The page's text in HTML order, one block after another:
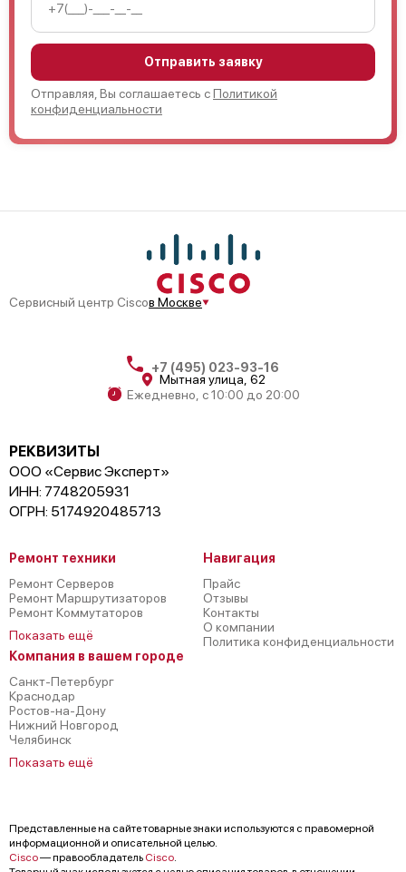
Отправить заявку
Отправляя, Вы соглашаетесь сПолитикой
конфиденциальности
Сервисный центр Ciscoв Москве
+7 (495) 023-93-16
Мытная улица, 62
Ежедневно, с 10:00 до 20:00
РЕКВИЗИТЫ
ООО «Сервис Эксперт»
ИНН: 7748205931
ОГРН: 5174920485713
Ремонт техники
Ремонт Серверов
Ремонт Маршрутизаторов
Ремонт Коммутаторов
Показать ещё
Компания в вашем городе
Санкт-Петербург
Краснодар
Ростов-на-Дону
Нижний Новгород
Челябинск
Показать ещё
Навигация
Прайс
Отзывы
Контакты
О компании
Политика конфиденциальности
Представленные на сайте товарные знаки используются с правомерной
информационной и описательной целью.
Cisco— правообладатель Cisco.